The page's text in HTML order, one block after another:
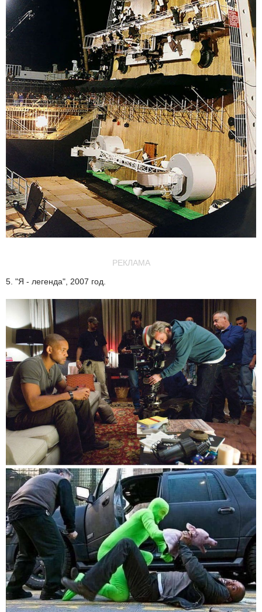
РЕКЛАМА
5. "Я - легенда", 2007 год.